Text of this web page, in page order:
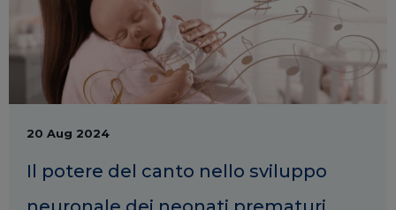
20 Aug 2024
Il potere del canto nello sviluppo